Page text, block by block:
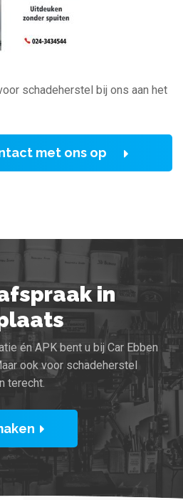
schadeherstel bij ons aan het
met ons op
in
én APK bent u bij Car Ebben
ook voor schadeherstel
terecht.